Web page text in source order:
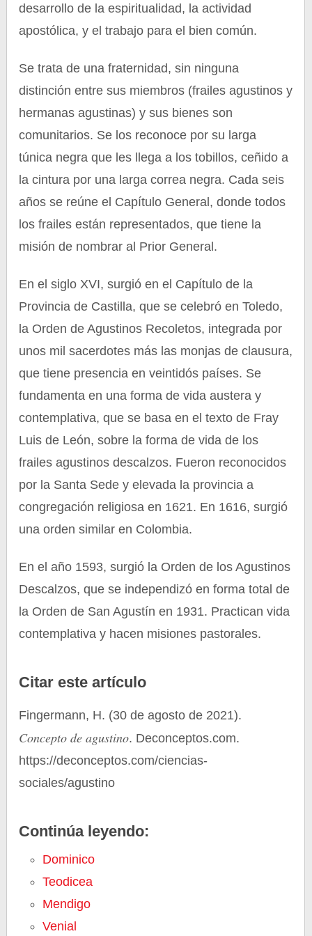
desarrollo de la espiritualidad, la actividad
apostólica, y el trabajo para el bien común.
Se trata de una fraternidad, sin ninguna
distinción entre sus miembros (frailes agustinos y
hermanas agustinas) y sus bienes son
comunitarios. Se los reconoce por su larga
túnica negra que les llega a los tobillos, ceñido a
la cintura por una larga correa negra. Cada seis
años se reúne el Capítulo General, donde todos
los frailes están representados, que tiene la
misión de nombrar al Prior General.
En el siglo XVI, surgió en el Capítulo de la
Provincia de Castilla, que se celebró en Toledo,
la Orden de Agustinos Recoletos, integrada por
unos mil sacerdotes más las monjas de clausura,
que tiene presencia en veintidós países. Se
fundamenta en una forma de vida austera y
contemplativa, que se basa en el texto de Fray
Luis de León, sobre la forma de vida de los
frailes agustinos descalzos. Fueron reconocidos
por la Santa Sede y elevada la provincia a
congregación religiosa en 1621. En 1616, surgió
una orden similar en Colombia.
En el año 1593, surgió la Orden de los Agustinos
Descalzos, que se independizó en forma total de
la Orden de San Agustín en 1931. Practican vida
contemplativa y hacen misiones pastorales.
Citar este artículo
Fingermann, H. (30 de agosto de 2021).
Concepto de agustino. Deconceptos.com.
https://deconceptos.com/ciencias-
sociales/agustino
Continúa leyendo:
Dominico
Teodicea
Mendigo
Venial